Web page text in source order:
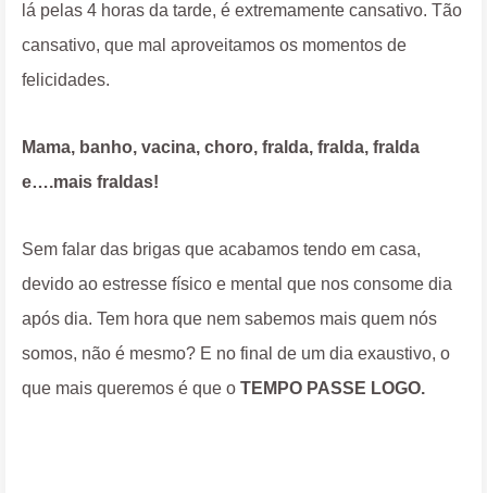
lá pelas 4 horas da tarde, é extremamente cansativo. Tão
cansativo, que mal aproveitamos os momentos de
felicidades.
Mama, banho, vacina, choro, fralda, fralda, fralda
e….mais fraldas!
Sem falar das brigas que acabamos tendo em casa,
devido ao estresse físico e mental que nos consome dia
após dia. Tem hora que nem sabemos mais quem nós
somos, não é mesmo? E no final de um dia exaustivo, o
que mais queremos é que o TEMPO PASSE LOGO.